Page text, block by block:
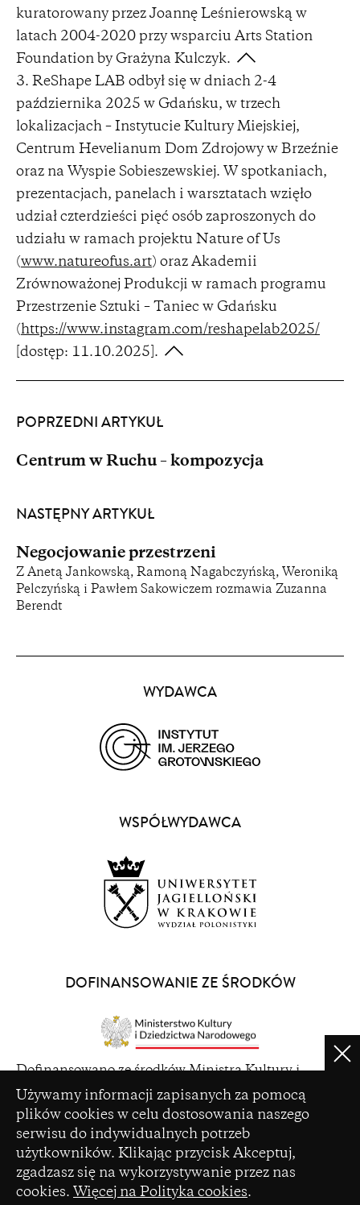
Ustawienia plików cookie
Używamy informacji zapisanych za pomocą
plików cookies w celu dostosowania naszego
serwisu do indywidualnych potrzeb
użytkowników. Klikając przycisk Akceptuj,
zgadzasz się na wykorzystywanie przez nas
cookies. Więcej na Polityka cookies.
kuratorowany przez Joannę Leśnierowską w
latach 2004-2020 przy wsparciu Arts Station
Foundation by Grażyna Kulczyk.
ReShape LAB odbył się w dniach 2-4
października 2025 w Gdańsku, w trzech
lokalizacjach – Instytucie Kultury Miejskiej,
Centrum Hevelianum Dom Zdrojowy w Brzeźnie
oraz na Wyspie Sobieszewskiej. W spotkaniach,
prezentacjach, panelach i warsztatach wzięło
udział czterdzieści pięć osób zaproszonych do
udziału w ramach projektu Nature of Us
(www.natureofus.art) oraz Akademii
Zrównoważonej Produkcji w ramach programu
Przestrzenie Sztuki – Taniec w Gdańsku
(https://www.instagram.com/reshapelab2025/
[dostęp: 11.10.2025].
POPRZEDNI ARTYKUŁ
Centrum w Ruchu – kompozycja
NASTĘPNY ARTYKUŁ
Negocjowanie przestrzeni
Z Anetą Jankowską, Ramoną Nagabczyńską, Weroniką
Pelczyńską i Pawłem Sakowiczem rozmawia Zuzanna
Berendt
WYDAWCA
WSPÓŁWYDAWCA
DOFINANSOWANIE ZE ŚRODKÓW
a
new
window)
Dofinansowano ze środków Ministra Kultury i
Dziedzictwa Narodowego pochodzących z Funduszu
Promocji Kultury – państwowego funduszu celowego
(opens